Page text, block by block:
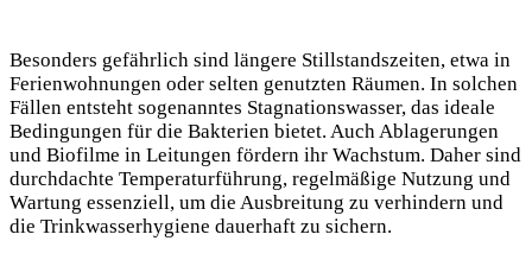
Besonders gefährlich sind längere Stillstandszeiten, etwa in
Ferienwohnungen oder selten genutzten Räumen. In solchen
Fällen entsteht sogenanntes Stagnationswasser, das ideale
Bedingungen für die Bakterien bietet. AuchAblagerungen
und Biofilme in Leitungen fördern ihr Wachstum. Daher sind
durchdachte Temperaturführung, regelmäßige Nutzung und
Wartung essenziell, um die Ausbreitung zu verhindern und
die Trinkwasserhygiene dauerhaft zu sichern.